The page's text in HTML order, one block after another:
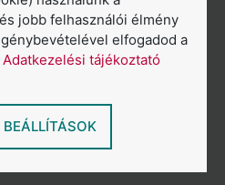
Szentkirályi út 2.
tájékoztató
Feltételek
jobb felhasználói élmény
elfogadod a
Adatkezelési tájékoztató
BEÁLLÍTÁSOK